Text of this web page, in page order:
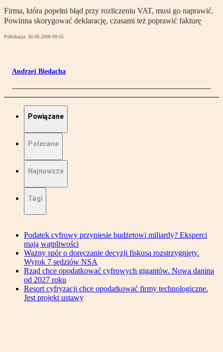
Firma, która popełni błąd przy rozliczeniu VAT, musi go naprawić.
Powinna skorygować deklarację, czasami też poprawić fakturę
Publikacja: 30.06.2008 09:55
Andrzej Biedacha
Powiązane
Polecane
Najnowsze
Tagi
Podatek cyfrowy przyniesie budżetowi miliardy? Eksperci
mają wątpliwości
Ważny spór o doręczanie decyzji fiskusa rozstrzygnięty.
Wyrok 7 sędziów NSA
Rząd chce opodatkować cyfrowych gigantów. Nowa danina
od 2027 roku
Resort cyfryzacji chce opodatkować firmy technologiczne.
Jest projekt ustawy